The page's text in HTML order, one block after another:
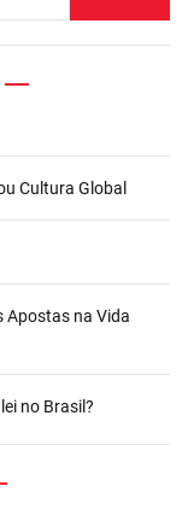
Cultura Global
Apostas na Vida
no Brasil?